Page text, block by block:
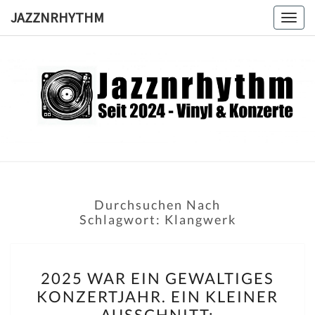
JAZZNRHYTHM
Seit
2024 –
Durchsuchen Nach
Schlagwort: Klangwerk
WAR
EIN
2025 WAR EIN GEWALTIGES
KONZERTJAHR. EIN KLEINER